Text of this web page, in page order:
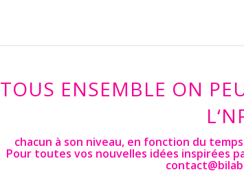
TOUS ENSEMBLE ON
chacun à son niveau, en fonction du
Pour toutes vos nouvelles idées inspirées